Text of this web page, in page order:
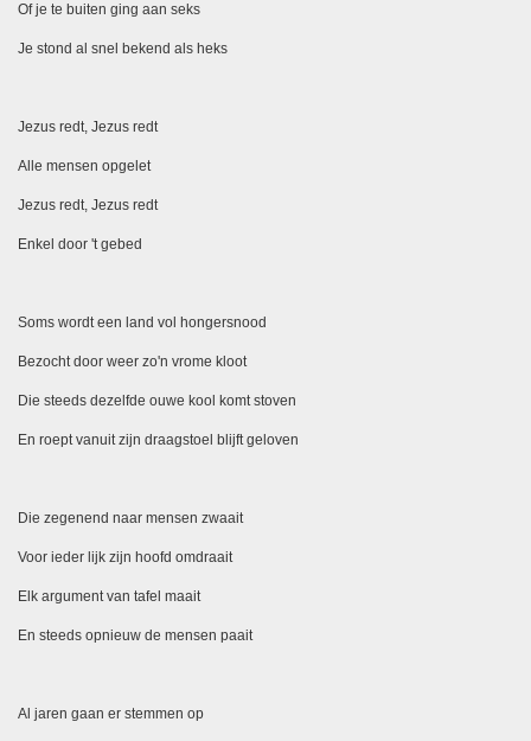
Of je te buiten ging aan seks
Je stond al snel bekend als heks
Jezus redt, Jezus redt
Alle mensen opgelet
Jezus redt, Jezus redt
Enkel door 't gebed
Soms wordt een land vol hongersnood
Bezocht door weer zo'n vrome kloot
Die steeds dezelfde ouwe kool komt stoven
En roept vanuit zijn draagstoel blijft geloven
Die zegenend naar mensen zwaait
Voor ieder lijk zijn hoofd omdraait
Elk argument van tafel maait
En steeds opnieuw de mensen paait
Al jaren gaan er stemmen op